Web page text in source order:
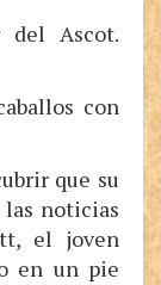
del Ascot.
con
que su
noticias
el joven
en un pie